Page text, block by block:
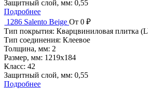
Защитный слой, мм: 0,55
Подробнее
1286 Salento Beige От 0 ₽
Тип покрытия: Кварцвиниловая плитка
Тип соединения: Клеевое
Толщина, мм: 2
Размер, мм: 1219x184
Класс: 42
Защитный слой, мм: 0,55
Подробнее